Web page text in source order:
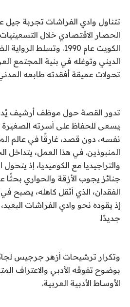
تتناول وادي الفراشات تجربة جيل
الحصار الاقتصادي خلال
الكويت عام 1990. وتسلط
الديني وتوغله في بنية المجتمع
تحولات عميقة أفقدته طابعه
تدور القصة حول موظف أرشيف
يسعى للحفاظ على أسرته الصغيرة
نفسه، دون قصد، غارقًا في عالم
المنبوذين. في هذا العمل، يتداخل
والتراجيديا مع الكوميديا، إذ
جنائز يجوب الأزقة والحواري بحثًا
الفقدان، الذي أثقل كاهله، يصبح
إذ يقوده نحو وادي الفراشات
جديدًا.
وتكرار ترشيحات أزهر جرجيس
بوضوح تفوقه الأدبي والاعتراف
الأوساط الأدبية العربية.